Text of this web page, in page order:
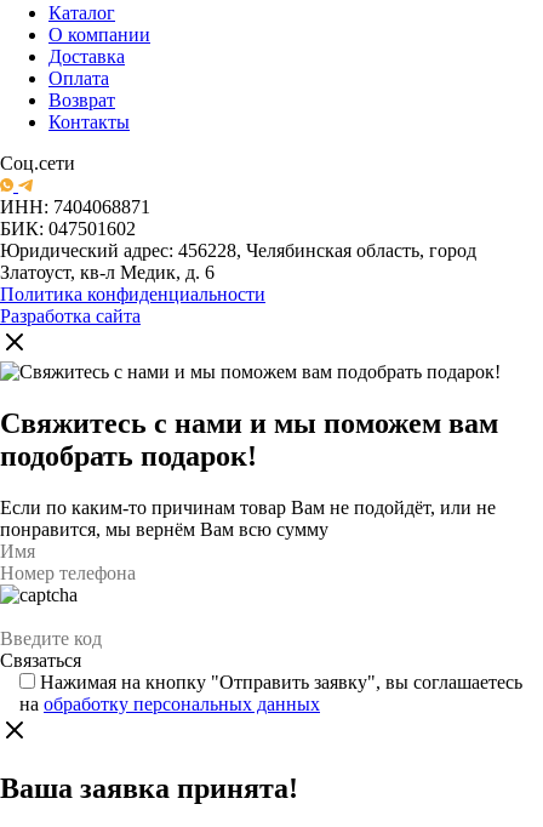
Каталог
О компании
Доставка
Оплата
Возврат
Контакты
Соц.сети
ИНН: 7404068871
БИК: 047501602
Юридический адрес: 456228, Челябинская область, город
Златоуст, кв-л Медик, д. 6
Политика конфиденциальности
Разработка сайта
Свяжитесь с нами и мы поможем вам
подобрать подарок!
Если по каким-то причинам товар Вам не подойдёт, или не
понравится, мы вернём Вам всю сумму
Нажимая на кнопку "Отправить заявку", вы соглашаетесь
на обработку персональных данных
Ваша заявка принята!